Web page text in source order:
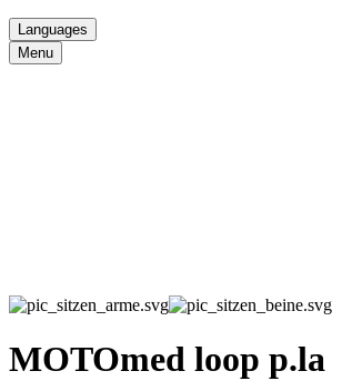
Languages
Menu
MOTOmed loop p.la